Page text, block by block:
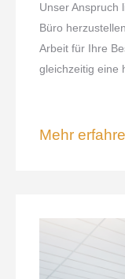
Unser Anspruch
Büro
Arbeit für Ihre
gleichzeitig eine
Mehr